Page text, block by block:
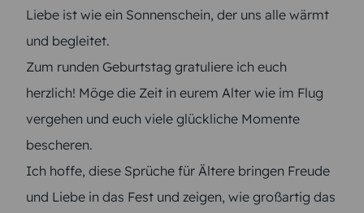
Liebe ist wie ein Sonnenschein, der uns alle wärmt
und begleitet.
Zum runden Geburtstag gratuliere ich euch
herzlich! Möge die Zeit in eurem Alter wie im Flug
vergehen und euch viele glückliche Momente
bescheren.
Ich hoffe, diese Sprüche für Ältere bringen Freude
und Liebe in das Fest und zeigen, wie großartig das